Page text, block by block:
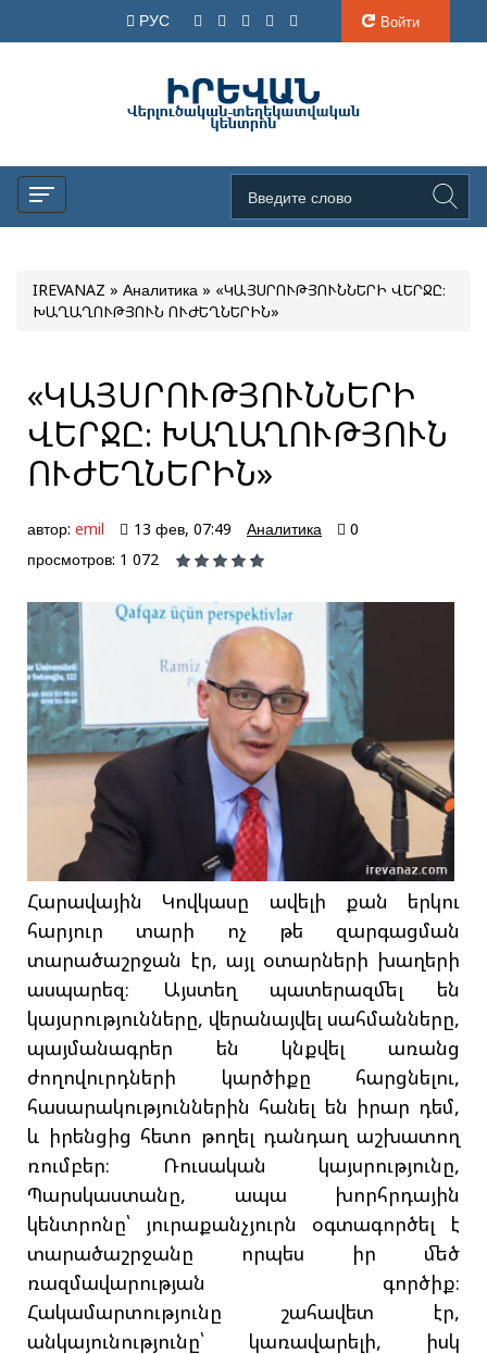
РУС Войти
IREVANAZ » Аналитика » «ԿԱՅՍՐՈՒԹՅՈՒՆՆԵՐԻ ՎԵՐՋԸ։
ԽԱՂԱՂՈՒԹՅՈՒՆ ՈՒԺԵՂՆԵՐԻՆ»
«ԿԱՅՍՐՈՒԹՅՈՒՆՆԵՐԻ
ՎԵՐՋԸ։ ԽԱՂԱՂՈՒԹՅՈՒՆ
ՈՒԺԵՂՆԵՐԻՆ»
автор: emil 13 фев, 07:49 Аналитика
0
просмотров: 1 072
Հարավային Կովկասը ավելի քան երկու
հարյուր տարի ոչ թե զարգացման
տարածաշրջան էր, այլ օտարների խաղերի
ասպարեզ։ Այստեղ պատերազմել են
կայսրությունները, վերանայվել սահմանները,
պայմանագրեր են կնքվել առանց
ժողովուրդների կարծիքը հարցնելու,
հասարակություններին հանել են իրար դեմ,
և իրենցից հետո թողել դանդաղ աշխատող
ռումբեր։ Ռուսական կայսրությունը,
Պարսկաստանը, ապա խորհրդային
կենտրոնը՝ յուրաքանչյուրն օգտագործել է
տարածաշրջանը որպես իր մեծ
ռազմավարության գործիք։
Հակամարտությունը շահավետ էր,
անկայունությունը՝ կառավարելի, իսկ